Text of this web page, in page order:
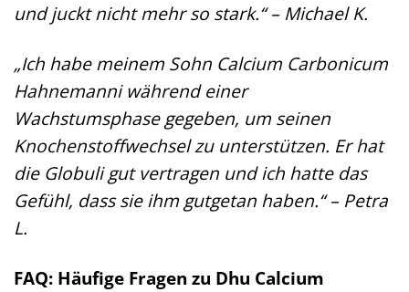
und juckt nicht mehr so stark.“ – Michael K.
„Ich habe meinem Sohn Calcium Carbonicum
Hahnemanni während einer
Wachstumsphase gegeben, um seinen
Knochenstoffwechsel zu unterstützen. Er hat
die Globuli gut vertragen und ich hatte das
Gefühl, dass sie ihm gutgetan haben.“ – Petra
L.
FAQ: Häufige Fragen zu Dhu Calcium